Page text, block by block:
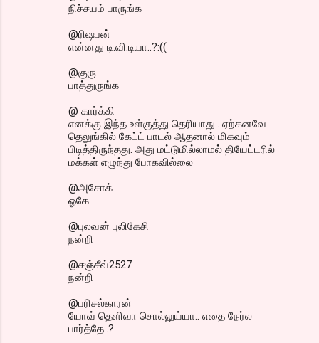
நிச்சயம் பாருங்க
@ரிஷபன்
என்னது டி.வி.டியா..?:((
@குரு
பாத்துருங்க
@ கார்க்கி
எனக்கு இந்த உள்குத்து தெரியாது.. ஏற்கனவே
தெலுங்கில் கேட்ட் பாடல் ஆதனால் மிகவும்
பிடித்திருந்தது. அது மட்டுமில்லாமல் தியேட்டரில்
மக்கள் எழுந்து போகவில்லை
@அசோக்
ஓகே
@புலவன் புலிகேசி
நன்றி
@சஞ்சீவ்2527
நன்றி
@பரிசல்காரன்
யோவ் தெளிவா சொல்லுய்யா.. எதை நேர்ல
பார்த்தே..?